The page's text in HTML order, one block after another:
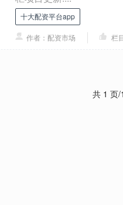
十大配资平台app
作者：配资市场 栏
共 1 页/